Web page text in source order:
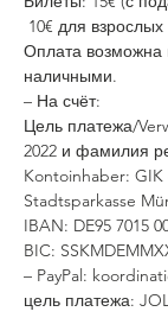
10€ для взрослых
Оплата возможна
наличными.
– На счёт:
Цель платежа/
2022 и фамилия
Kontoinhaber: GIK
Stadtsparkasse
IBAN: DE95 7015
BIC:
– PayPal:
цель платежа: